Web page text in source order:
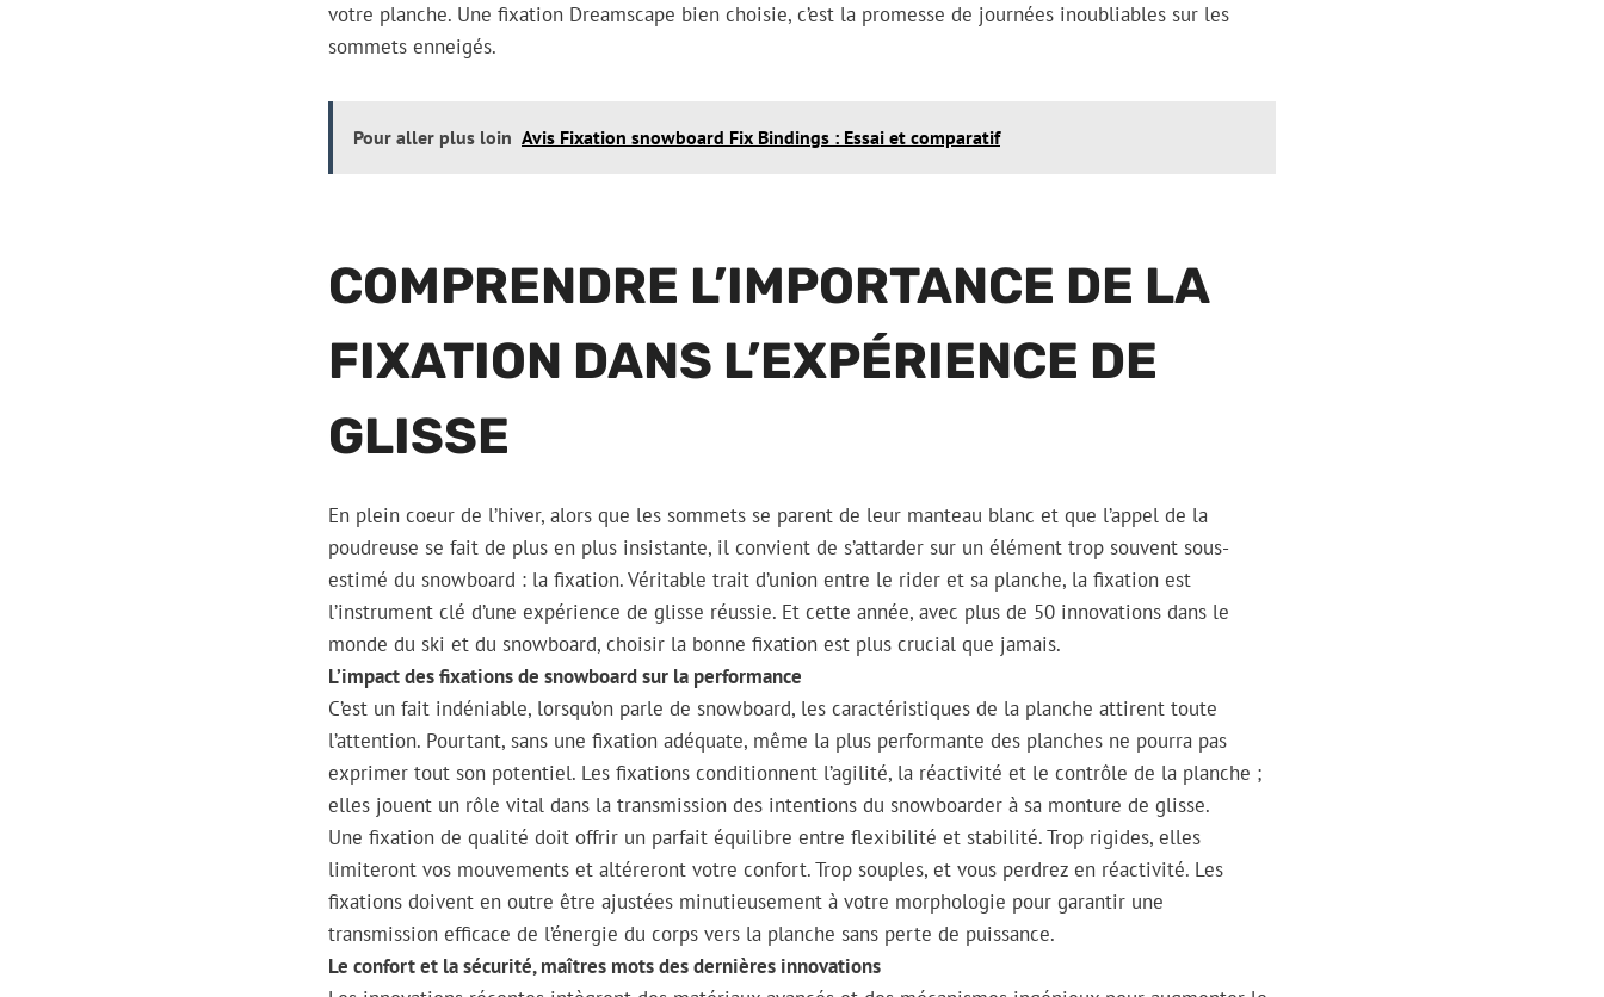
votre planche. Une fixation Dreamscape bien choisie, c’est la promesse de journées inoubliables sur les
sommets enneigés.
Pour aller plus loin Avis Fixation snowboard Fix Bindings : Essai et comparatif
COMPRENDRE L’IMPORTANCE DE LA
FIXATION DANS L’EXPÉRIENCE DE
GLISSE
En plein coeur de l’hiver, alors que les sommets se parent de leur manteau blanc et que l’appel de la
poudreuse se fait de plus en plus insistante, il convient de s’attarder sur un élément trop souvent sous-
estimé du snowboard : la fixation. Véritable trait d’union entre le rider et sa planche, la fixation est
l’instrument clé d’une expérience de glisse réussie. Et cette année, avec plus de 50 innovations dans le
monde du ski et du snowboard, choisir la bonne fixation est plus crucial que jamais.
L’impact des fixations de snowboard sur la performance
C’est un fait indéniable, lorsqu’on parle de snowboard, les caractéristiques de la planche attirent toute
l’attention. Pourtant, sans une fixation adéquate, même la plus performante des planches ne pourra pas
exprimer tout son potentiel. Les fixations conditionnent l’agilité, la réactivité et le contrôle de la planche ;
elles jouent un rôle vital dans la transmission des intentions du snowboarder à sa monture de glisse.
Une fixation de qualité doit offrir un parfait équilibre entre flexibilité et stabilité. Trop rigides, elles
limiteront vos mouvements et altéreront votre confort. Trop souples, et vous perdrez en réactivité. Les
fixations doivent en outre être ajustées minutieusement à votre morphologie pour garantir une
transmission efficace de l’énergie du corps vers la planche sans perte de puissance.
Le confort et la sécurité, maîtres mots des dernières innovations